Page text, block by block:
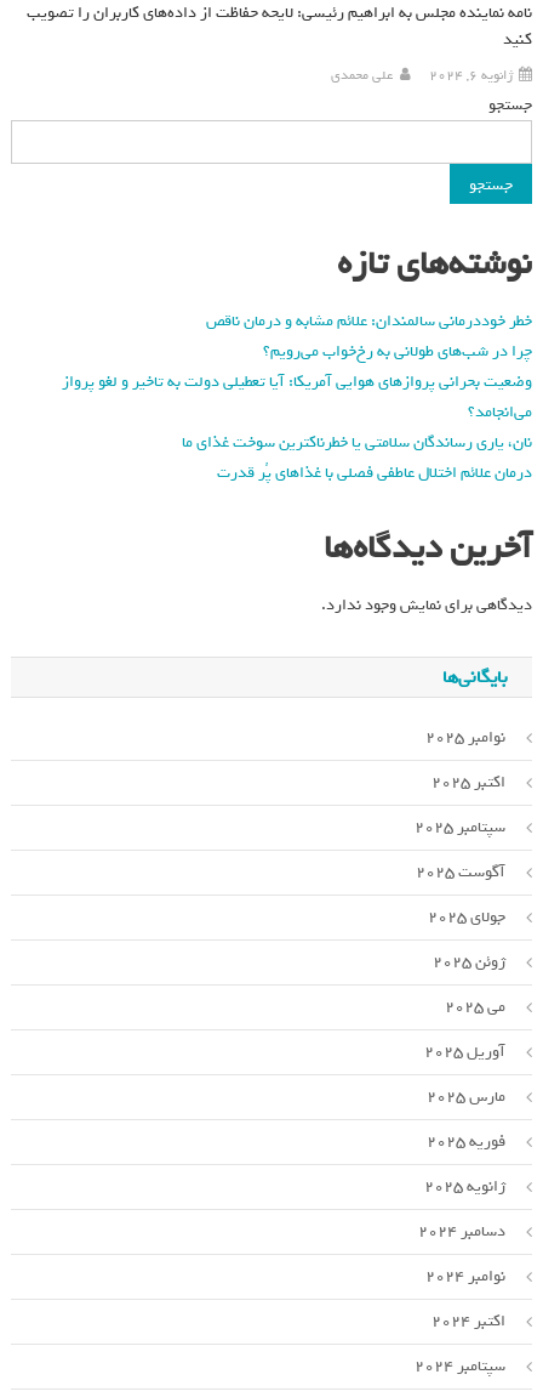
نامه نماینده مجلس به ابراهیم رئیسی: لایحه حفاظت از داده‌های کاربران را تصویب
کنید
ژانویه 6, 2024 علی محمدی
جستجو
جستجو
نوشته‌های تازه
خطر خوددرمانی سالمندان: علائم مشابه و درمان ناقص
چرا در شب‌های طولانی به رخ‌خواب می‌رویم؟
وضعیت بحرانی پروازهای هوایی آمریکا: آیا تعطیلی دولت به تاخیر و لغو پرواز
می‌انجامد؟
نان، یاری رساندگان سلامتی یا خطرناکترین سوخت غذای ما
درمان علائم اختلال عاطفی فصلی با غذاهای پُر قدرت
آخرین دیدگاه‌ها
دیدگاهی برای نمایش وجود ندارد.
بایگانی‌ها
نوامبر 2025
اکتبر 2025
سپتامبر 2025
آگوست 2025
جولای 2025
ژوئن 2025
می 2025
آوریل 2025
مارس 2025
فوریه 2025
ژانویه 2025
دسامبر 2024
نوامبر 2024
اکتبر 2024
سپتامبر 2024